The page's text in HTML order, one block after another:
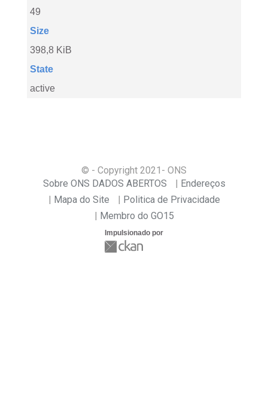
49
Size
398,8 KiB
State
active
© - Copyright 2021 - ONS
Sobre ONS DADOS ABERTOS
Endereços
Mapa do Site
Politica de Privacidade
Membro do GO15
Impulsionado por